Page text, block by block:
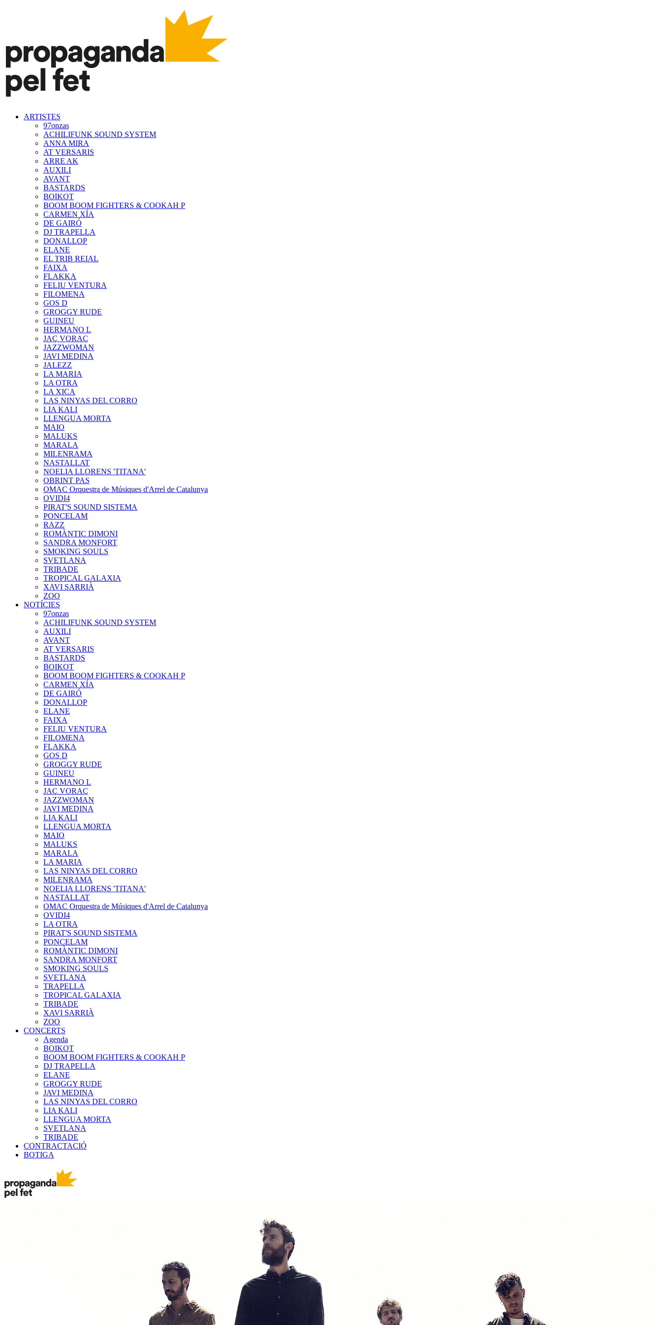
ARTISTES
97onzas
ACHILIFUNK SOUND SYSTEM
ANNA MIRA
AT VERSARIS
ARRE AK
AUXILI
AVANT
BASTARDS
BOIKOT
BOOM BOOM FIGHTERS & COOKAH P
CARMEN XÍA
DE GAIRÓ
DJ TRAPELLA
DONALLOP
ELANE
EL TRIB REIAL
FAIXA
FLAKKA
FELIU VENTURA
FILOMENA
GOS D
GROGGY RUDE
GUINEU
HERMANO L
JAÇ VORAÇ
JAZZWOMAN
JAVI MEDINA
JALEZZ
LA MARIA
LA OTRA
LA XICA
LAS NINYAS DEL CORRO
LIA KALI
LLENGUA MORTA
MAIO
MALUKS
MARALA
MILENRAMA
NASTALLAT
NOELIA LLORENS 'TITANA'
OBRINT PAS
OMAC Orquestra de Músiques d'Arrel de Catalunya
OVIDI4
PIRAT'S SOUND SISTEMA
PONCELAM
RAZZ
ROMÀNTIC DIMONI
SANDRA MONFORT
SMOKING SOULS
SVETLANA
TRIBADE
TROPICAL GALAXIA
XAVI SARRIÀ
ZOO
NOTÍCIES
97onzas
ACHILIFUNK SOUND SYSTEM
AUXILI
AVANT
AT VERSARIS
BASTARDS
BOIKOT
BOOM BOOM FIGHTERS & COOKAH P
CARMEN XÍA
DE GAIRÓ
DONALLOP
ELANE
FAIXA
FELIU VENTURA
FILOMENA
FLAKKA
GOS D
GROGGY RUDE
GUINEU
HERMANO L
JAÇ VORAÇ
JAZZWOMAN
JAVI MEDINA
LIA KALI
LLENGUA MORTA
MAIO
MALUKS
MARALA
LA MARIA
LAS NINYAS DEL CORRO
MILENRAMA
NOELIA LLORENS 'TITANA'
NASTALLAT
OMAC Orquestra de Músiques d'Arrel de Catalunya
OVIDI4
LA OTRA
PIRAT'S SOUND SISTEMA
PONCELAM
ROMÀNTIC DIMONI
SANDRA MONFORT
SMOKING SOULS
SVETLANA
TRAPELLA
TROPICAL GALAXIA
TRIBADE
XAVI SARRIÀ
ZOO
CONCERTS
Agenda
BOIKOT
BOOM BOOM FIGHTERS & COOKAH P
DJ TRAPELLA
ELANE
GROGGY RUDE
JAVI MEDINA
LAS NINYAS DEL CORRO
LIA KALI
LLENGUA MORTA
SVETLANA
TRIBADE
CONTRACTACIÓ
BOTIGA